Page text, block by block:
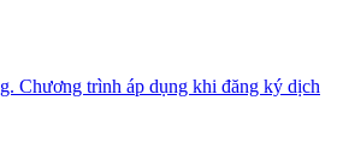
Chương trình áp dụng khi đăng ký dịch